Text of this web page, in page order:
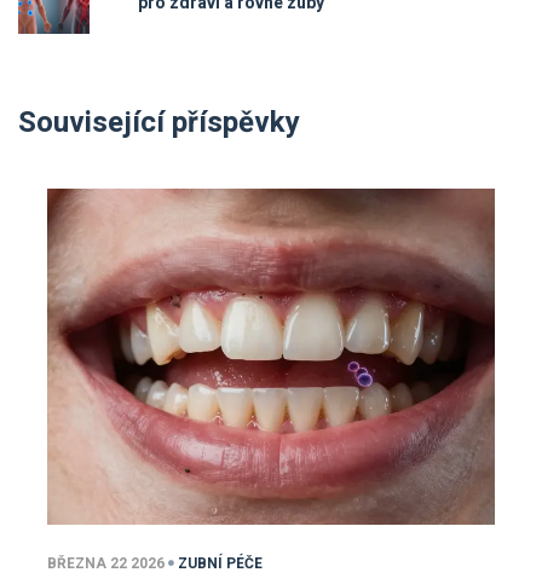
Související příspěvky
BŘEZNA 22 2026 ZUBNÍ PÉČE